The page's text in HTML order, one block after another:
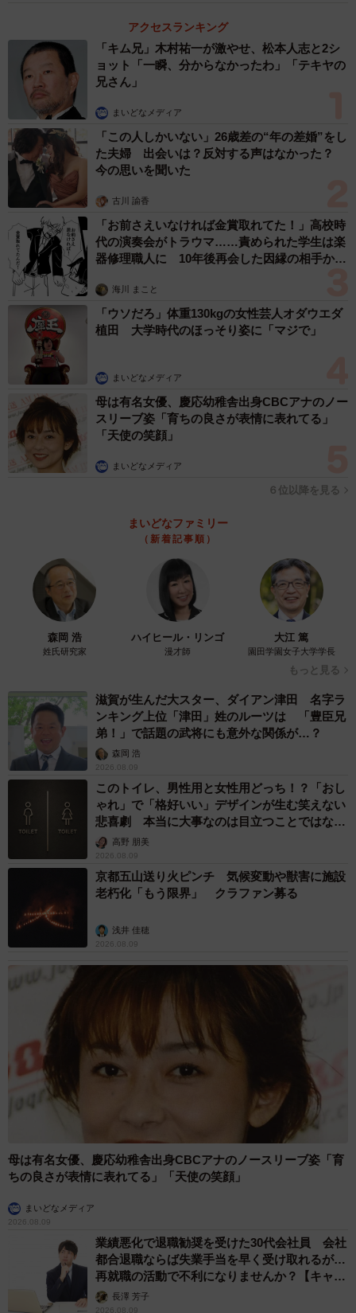
アクセスランキング
「キム兄」木村祐一が激やせ、松本人志と2シ
ョット「一瞬、分からなかったわ」「テキヤの
兄さん」
まいどなメディア
「この人しかいない」26歳差の“年の差婚”をし
た夫婦 出会いは？反対する声はなかった？
今の思いを聞いた
古川 諭香
「お前さえいなければ金賞取れてた！」高校時
代の演奏会がトラウマ……責められた学生は楽
器修理職人に 10年後再会した因縁の相手から
海川 まこと
「ウソだろ」体重130kgの女性芸人オダウエダ
植田 大学時代のほっそり姿に「マジで」
まいどなメディア
母は有名女優、慶応幼稚舎出身CBCアナのノー
スリーブ姿「育ちの良さが表情に表れてる」
「天使の笑顔」
まいどなメディア
６位以降を見る
まいどなファミリー
（新着記事順）
森岡 浩
姓氏研究家
ハイヒール・リンゴ
漫才師
大江 篤
園田学園女子大学学長
もっと見る
滋賀が生んだ大スター、ダイアン津田 名字ラ
ンキング上位「津田」姓のルーツは 「豊臣兄
弟！」で話題の武将にも意外な関係が…？
森岡 浩
2026.08.09
このトイレ、男性用と女性用どっち！？「おし
ゃれ」で「格好いい」デザインが生む笑えない
悲喜劇 本当に大事なのは目立つことではな
く…高野 朋美
2026.08.09
京都五山送り火ピンチ 気候変動や獣害に施設
老朽化「もう限界」 クラファン募る
浅井 佳穂
2026.08.09
母は有名女優、慶応幼稚舎出身CBCアナのノースリーブ姿「育
ちの良さが表情に表れてる」「天使の笑顔」
まいどなメディア
2026.08.09
業績悪化で退職勧奨を受けた30代会社員 会社
都合退職ならば失業手当を早く受け取れるが…
再就職の活動で不利になりませんか？【キャリ
アカウンセラーが解説】
長澤 芳子
2026.08.09